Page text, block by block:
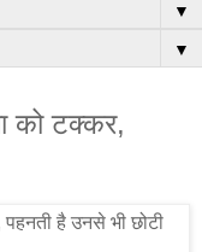
▼
▼
को टक्कर,